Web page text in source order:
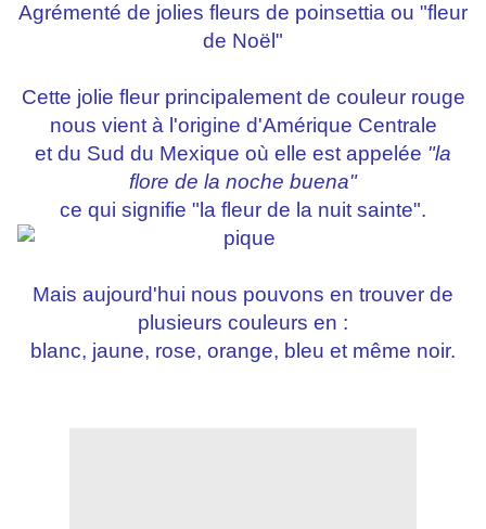
Agrémenté de jolies fleurs de poinsettia ou "fleur
de Noël"
Cette jolie fleur principalement de couleur rouge
nous vient à l'origine d'Amérique Centrale
et du Sud du Mexique où elle est appelée "la
flore de la noche buena"
ce qui signifie "la fleur de la nuit sainte".
Mais aujourd'hui nous pouvons en trouver de
plusieurs couleurs en :
blanc, jaune, rose, orange, bleu et même noir.